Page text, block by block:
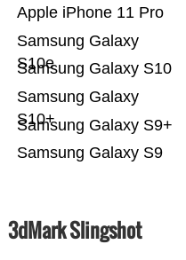
Samsung Galaxy S9
Samsung Galaxy S9+
Samsung Galaxy
S10+
Samsung Galaxy S10
Samsung Galaxy
S10e
Apple iPhone 11 Pro
3dMark Slingshot